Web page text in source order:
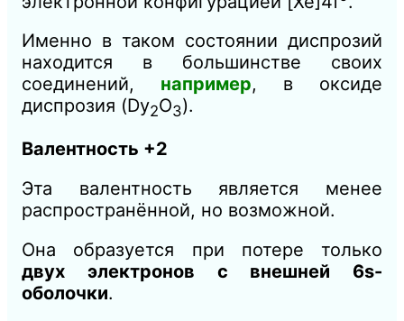
Именно в таком состоянии диспрозий
находится в большинстве своих
соединений, например, в оксиде
диспрозия (Dy2​O3​).
Валентность +2
Эта валентность является менее
распространённой, но возможной.
Она образуется при потере только
двух электронов с внешней 6s-
оболочки.